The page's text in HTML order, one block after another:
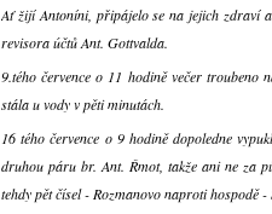
Ať žijí Antoníni, připájelo se na jejich zdraví
revisora účtů Ant. Gottvalda.
9.tého července o 11 hodině večer troubeno
stála u vody v pěti minutách.
16 tého července o 9 hodině dopoledne
druhou páru br. Ant. Řmot, takže ani ne za
tehdy pět čísel - Rozmanovo naproti hospodě